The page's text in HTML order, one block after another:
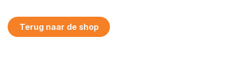
Terug naar de shop